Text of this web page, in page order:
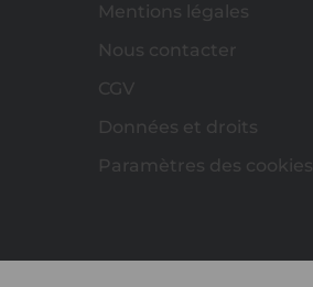
Mentions légales
Nous contacter
CGV
Données et droits
Paramètres des cookies